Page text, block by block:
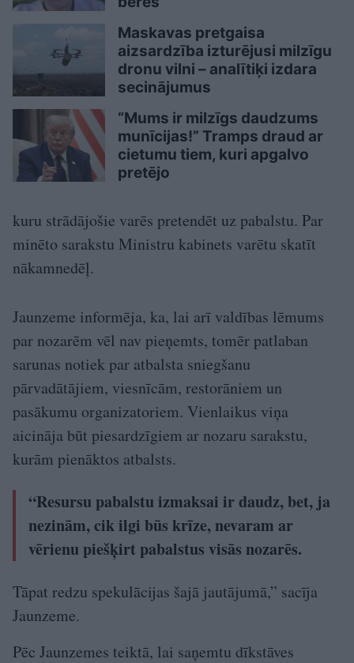
Maskavas pretgaisa
aizsardzība izturējusi milzīgu
dronu vilni – analītiķi izdara
secinājumus
“Mums ir milzīgs daudzums
munīcijas!” Tramps draud ar
cietumu tiem, kuri apgalvo
pretējo
kuru strādājošie varēs pretendēt uz pabalstu. Par
minēto sarakstu Ministru kabinets varētu skatīt
nākamnedēļ.
Jaunzeme informēja, ka, lai arī valdības lēmums
par nozarēm vēl nav pieņemts, tomēr patlaban
sarunas notiek par atbalsta sniegšanu
pārvadātājiem, viesnīcām, restorāniem un
pasākumu organizatoriem. Vienlaikus viņa
aicināja būt piesardzīgiem ar nozaru sarakstu,
kurām pienāktos atbalsts.
“Resursu pabalstu izmaksai ir daudz, bet, ja
nezinām, cik ilgi būs krīze, nevaram ar
vērienu piešķirt pabalstus visās nozarēs.
Tāpat redzu spekulācijas šajā jautājumā,” sacīja
Jaunzeme.
Pēc Jaunzemes teiktā, lai saņemtu dīkstāves